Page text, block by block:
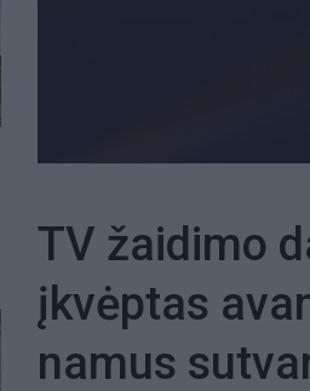
TV žaidimo
įkvėptas
namus